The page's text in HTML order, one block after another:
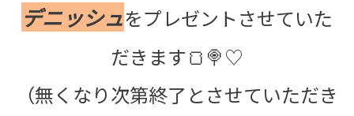
デニッシュをプレゼントさせていた
だきます🍞🍭♡
（無くなり次第終了とさせていただき